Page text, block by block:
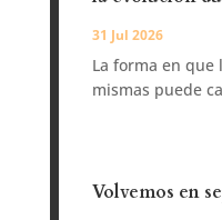
31 Jul 2026
La forma en que
mismas puede
Volvemos en